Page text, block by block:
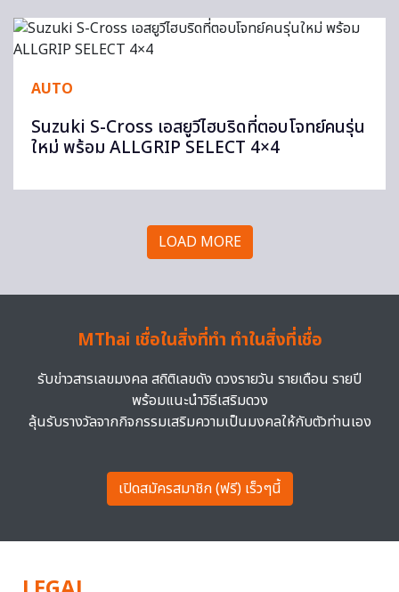
AUTO
Suzuki S-Cross เอสยูวีไฮบริดที่ตอบโจทย์คนรุ่น
ใหม่ พร้อม ALLGRIP SELECT 4×4
LOAD MORE
MThai เชื่อในสิ่งที่ทำ ทำในสิ่งที่เชื่อ
รับข่าวสารเลขมงคล สถิติเลขดัง ดวงรายวัน รายเดือน รายปี
พร้อมแนะนำวิธีเสริมดวง
ลุ้นรับรางวัลจากกิจกรรมเสริมความเป็นมงคลให้กับตัวท่านเอง
เปิดสมัครสมาชิก (ฟรี) เร็วๆนี้